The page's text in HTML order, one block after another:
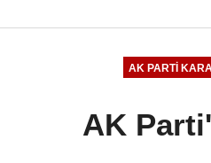
AK PARTI
AK